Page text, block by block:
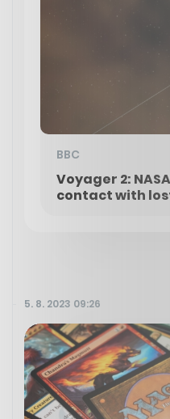
BBC
Voyager 2:
contact with
5. 8. 2023 09:26